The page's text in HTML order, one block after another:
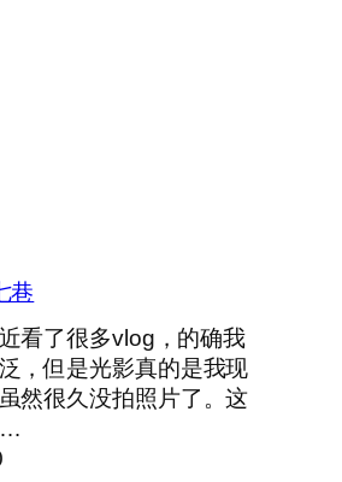
巷
看了很多vlog，的确我
，但是光影真的是我现
然很久没拍照片了。这
…